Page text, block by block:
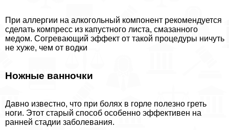
При аллергии на алкогольный компонент рекомендуется
сделать компресс из капустного листа, смазанного
медом. Согревающий эффект от такой процедуры ничуть
не хуже, чем от водки
Ножные ванночки
Давно известно, что при болях в горле полезно греть
ноги. Этот старый способ особенно эффективен на
ранней стадии заболевания.